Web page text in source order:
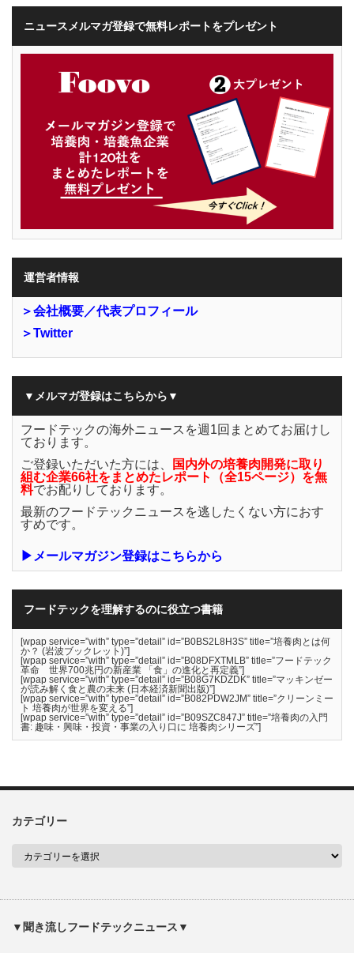
ニュースメルマガ登録で無料レポートをプレゼント
運営者情報
＞会社概要／代表プロフィール
＞Twitter
▼メルマガ登録はこちらから▼
フードテックの海外ニュースを週1回まとめてお届けし
ております。
ご登録いただいた方には、
国内外の培養肉開発に取り
組む企業66社をまとめたレポート（全15ページ）を無
料でお配りしております。
最新のフードテックニュースを逃したくない方におす
すめです。
▶メールマガジン登録はこちらから
フードテックを理解するのに役立つ書籍
[wpap service=”with” type=”detail” id=”B0BS2L8H3S” title=”培養肉とは何
か？ (岩波ブックレット)”]
[wpap service=”with” type=”detail” id=”B08DFXTMLB” title=”フードテック
革命 世界700兆円の新産業 「食」の進化と再定義”]
[wpap service=”with” type=”detail” id=”B08G7KDZDK” title=”マッキンゼー
が読み解く食と農の未来 (日本経済新聞出版)”]
[wpap service=”with” type=”detail” id=”B082PDW2JM” title=”クリーンミー
ト 培養肉が世界を変える”]
[wpap service=”with” type=”detail” id=”B09SZC847J” title=”培養肉の入門
書: 趣味・興味・投資・事業の入り口に 培養肉シリーズ”]
カテゴリー
▼聞き流しフードテックニュース▼